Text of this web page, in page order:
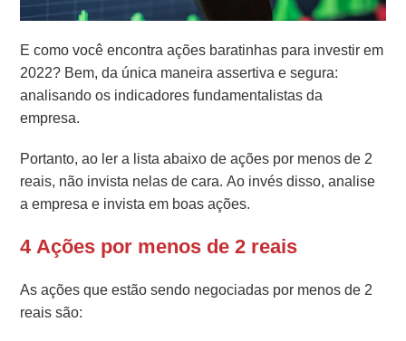
E como você encontra ações baratinhas para investir em
2022? Bem, da única maneira assertiva e segura:
analisando os indicadores fundamentalistas da
empresa.
Portanto, ao ler a lista abaixo de ações por menos de 2
reais, não invista nelas de cara. Ao invés disso, analise
a empresa e invista em boas ações.
4 Ações por menos de 2 reais
As ações que estão sendo negociadas por menos de 2
reais são: